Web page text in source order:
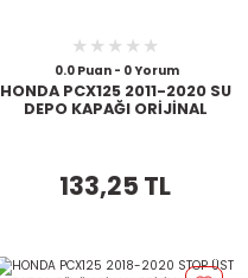
0.0 Puan - 0 Yorum
HONDA PCX125 2011-2020 SU
DEPO KAPAĞI ORİJİNAL
133,25 TL